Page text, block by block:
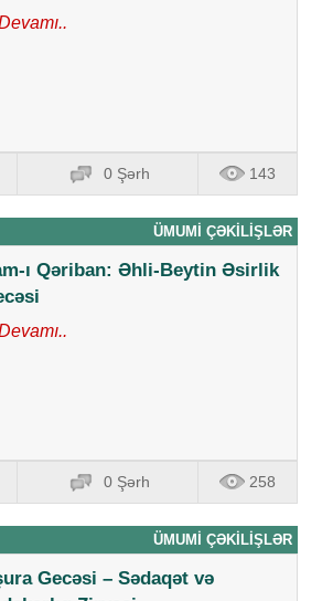
0 Şərh 143
ÜMUMI ÇƏKILIŞLƏR
ı Qəriban: Əhli-Beytin Əsirlik
0 Şərh 258
ÜMUMI ÇƏKILIŞLƏR
Gecəsi – Sədaqət və